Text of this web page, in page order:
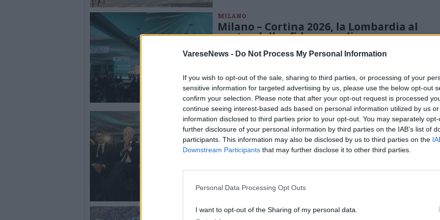
VareseNews - Do Not Process My Personal Information
If you wish to opt-out of the sale, sharing to third parties, or processing of your
sensitive information for targeted advertising by us, please use the below opt-out
confirm your selection. Please note that after your opt-out request is processed
continue seeing interest-based ads based on personal information utilized by us
information disclosed to third parties prior to your opt-out. You may separately
further disclosure of your personal information by third parties on the IAB’s list of
participants. This information may also be disclosed by us to third parties on the
Downstream Participants that may further disclose it to other third parties.
Personal Data Processing Opt Outs
I want to opt-out of the Sharing of my personal data.
MILANO
Milano – Cortina 2026, la Lombardia al
centro della sfida: orgoglio,
italiano
macchina dei Giochi invernali di Milano-Cortina 2026 si mostra
sempre più compatta e ambiziosa. Il punto sulle infrastrutture
con Salvini. Giorgetti: “Grande opportunità di marketing
territoriale”
MILANO
Olimpiadi invernali Milano – Cortina
2026, il presidente Fontana: “Ci
siamo”
Così il presidente della Regione Lombardia Attilio Fontana ha
organizzato nella sede della regione. L’indotto turistico:
Glocal di Varese un’intera giornata dedicata ai Giochi invernali
OLIMPIADI 2026